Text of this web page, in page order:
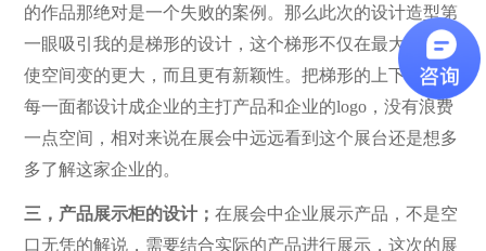
的作品那绝对是一个失败的案例。那么此次的设计造型第
一眼吸引我的是梯形的设计，这个梯形不仅在最大程度上
使空间变的更大，而且更有新颖性。把梯形的上下左右的
每一面都设计成企业的主打产品和企业的logo，没有浪费
一点空间，相对来说在展会中远远看到这个展台还是想多
多了解这家企业的。
三，产品展示柜的设计；在展会中企业展示产品，不是空
口无凭的解说，需要结合实际的产品进行展示，这次的展